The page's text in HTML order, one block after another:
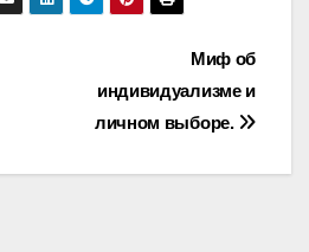
Миф об
индивидуализме и
личном выборе.